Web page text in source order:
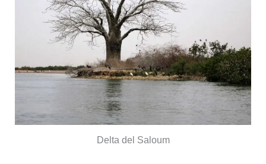
Delta del Saloum